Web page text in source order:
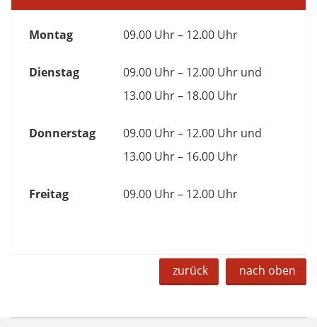
Montag 09.00 Uhr – 12.00 Uhr
Dienstag
09.00 Uhr – 12.00 Uhr und
13.00 Uhr – 18.00 Uhr
Donnerstag
09.00 Uhr – 12.00 Uhr und
13.00 Uhr – 16.00 Uhr
Freitag 09.00 Uhr – 12.00 Uhr
zurück nach oben